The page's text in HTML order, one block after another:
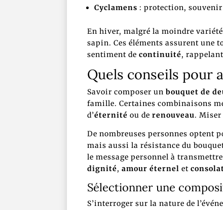
Cyclamens : protection,
En hiver, malgré la moindre variété
sapin. Ces éléments assurent une
sentiment de continuité,
Quels conseils pour
Savoir composer un bouquet de
famille. Certaines combinaisons
d’éternité ou de renouveau. Miser
De nombreuses personnes optent
mais aussi la résistance du
le message personnel à
dignité, amour éternel et
Sélectionner une
S’interroger sur la nature de